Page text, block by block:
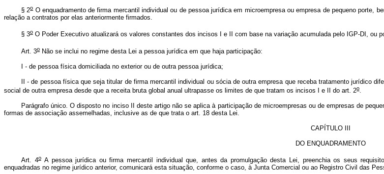
§ 2oO enquadramento de firma mercantil individual ou de pessoa jurídica em microempresa ou empresa de pequeno porte,
relação a contratos por elas anteriormente firmados.
§ 3o O Poder Executivo atualizará os valores constantes dos incisos I e II com base na variação acumulada pelo IGP-DI, ou
Art. 3o Não se inclui no regime desta Lei a pessoa jurídica em que haja participação:
I - de pessoa física domiciliada no exterior ou de outra pessoa jurídica;
II - de pessoa física que seja titular de firma mercantil individual ou sócia de outra empresa que receba tratamento jurídico
social de outra empresa desde que a receita bruta global anual ultrapasse os limites de que tratam os incisos I e II do art. 2o
Parágrafo único. O disposto no inciso II deste artigo não se aplica à participação de microempresas ou de empresas de
formas de associação assemelhadas, inclusive as de que trata o art. 18 desta Lei.
CAPÍTULO III
DO ENQUADRAMENTO
Art. 4o A pessoa jurídica ou firma mercantil individual que, antes da promulgação desta Lei, preenchia os seus
enquadradas no regime jurídico anterior, comunicará esta situação, conforme o caso, à Junta Comercial ou ao Registro Civil das